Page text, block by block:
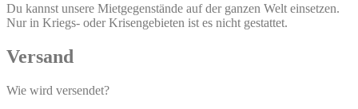
Du kannst unsere Mietgegenstände auf der ganzen Welt einsetzen.
Nur in Kriegs- oder Krisengebieten ist es nicht gestattet.
Versand
Wie wird versendet?